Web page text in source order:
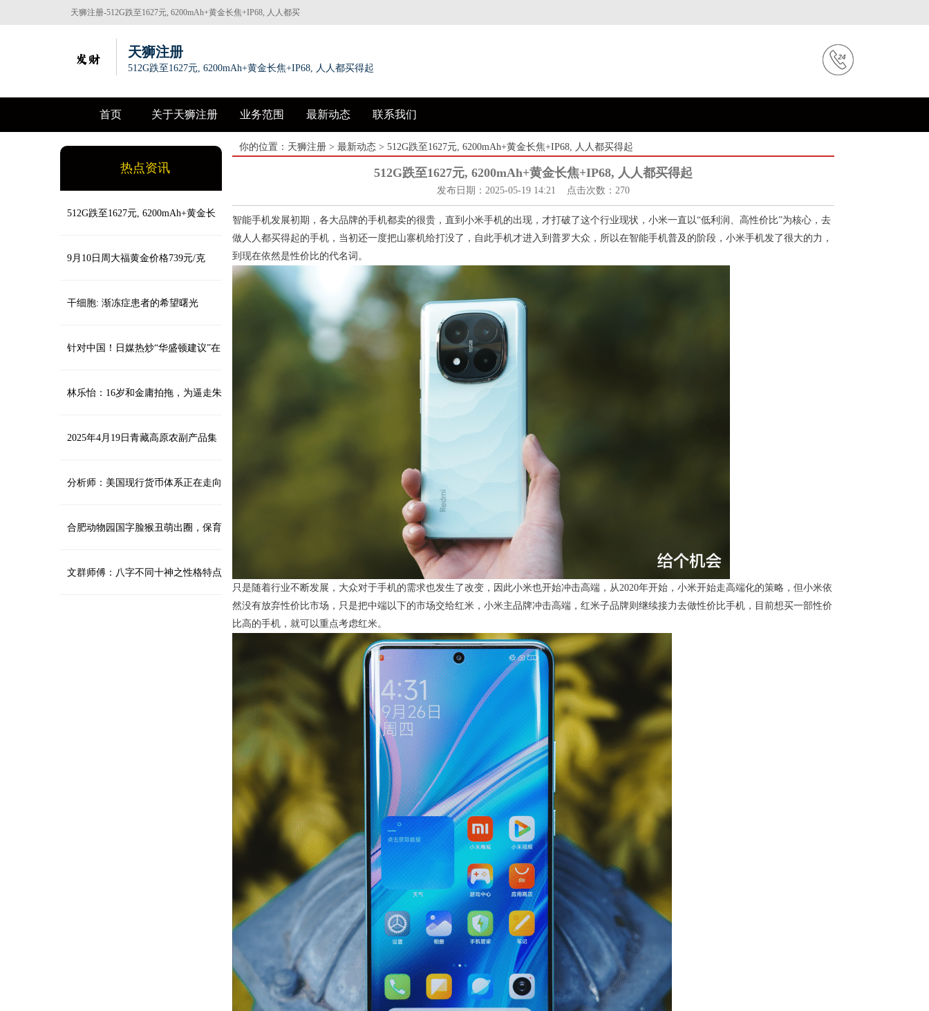
天狮注册-512G跌至1627元, 6200mAh+黄金长焦+IP68, 人人都买
天狮注册
512G跌至1627元, 6200mAh+黄金长焦+IP68, 人人都买得起
首页 关于天狮注册 业务范围 最新动态 联系我们
热点资讯
512G跌至1627元, 6200mAh+黄金长
焦+IP68, 人人都买得起
9月10日周大福黄金价格739元/克
干细胞: 渐冻症患者的希望曙光
针对中国！日媒热炒“华盛顿建议”在
日部署中程导弹
林乐怡：16岁和金庸拍拖，为逼走朱
玫上位，答应了一个残忍的条件_事业
_查传侠_关系
2025年4月19日青藏高原农副产品集
散中心价格行情
分析师：美国现行货币体系正在走向
崩溃，自由市场是唯一出路
合肥动物园国字脸猴丑萌出圈，保育
员：相比于其他猴类更加聪明
文群师傅：八字不同十神之性格特点
你的位置： 天狮注册 > 最新动态 > 512G跌至1627元, 6200mAh+黄金长焦+IP68, 人人都买得起
512G跌至1627元, 6200mAh+黄金长焦+IP68, 人人都买得起
发布日期：2025-05-19 14:21 点击次数：270
智能手机发展初期，各大品牌的手机都卖的很贵，直到小米手机的出现，才打破了这个行业现状，小米一直以“低利润、高性价比”为核心，去
做人人都买得起的手机，当初还一度把山寨机给打没了，自此手机才进入到普罗大众，所以在智能手机普及的阶段，小米手机发了很大的力，
到现在依然是性价比的代名词。
只是随着行业不断发展，大众对于手机的需求也发生了改变，因此小米也开始冲击高端，从2020年开始，小米开始走高端化的策略，但小米依
然没有放弃性价比市场，只是把中端以下的市场交给红米，小米主品牌冲击高端，红米子品牌则继续接力去做性价比手机，目前想买一部性价
比高的手机，就可以重点考虑红米。